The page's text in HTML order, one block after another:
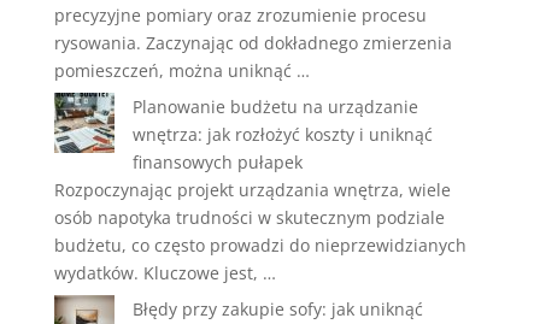
precyzyjne pomiary oraz zrozumienie procesu
rysowania. Zaczynając od dokładnego zmierzenia
pomieszczeń, można uniknąć …
Planowanie budżetu na urządzanie
wnętrza: jak rozłożyć koszty i uniknąć
finansowych pułapek
Rozpoczynając projekt urządzania wnętrza, wiele
osób napotyka trudności w skutecznym podziale
budżetu, co często prowadzi do nieprzewidzianych
wydatków. Kluczowe jest, …
Błędy przy zakupie sofy: jak uniknąć